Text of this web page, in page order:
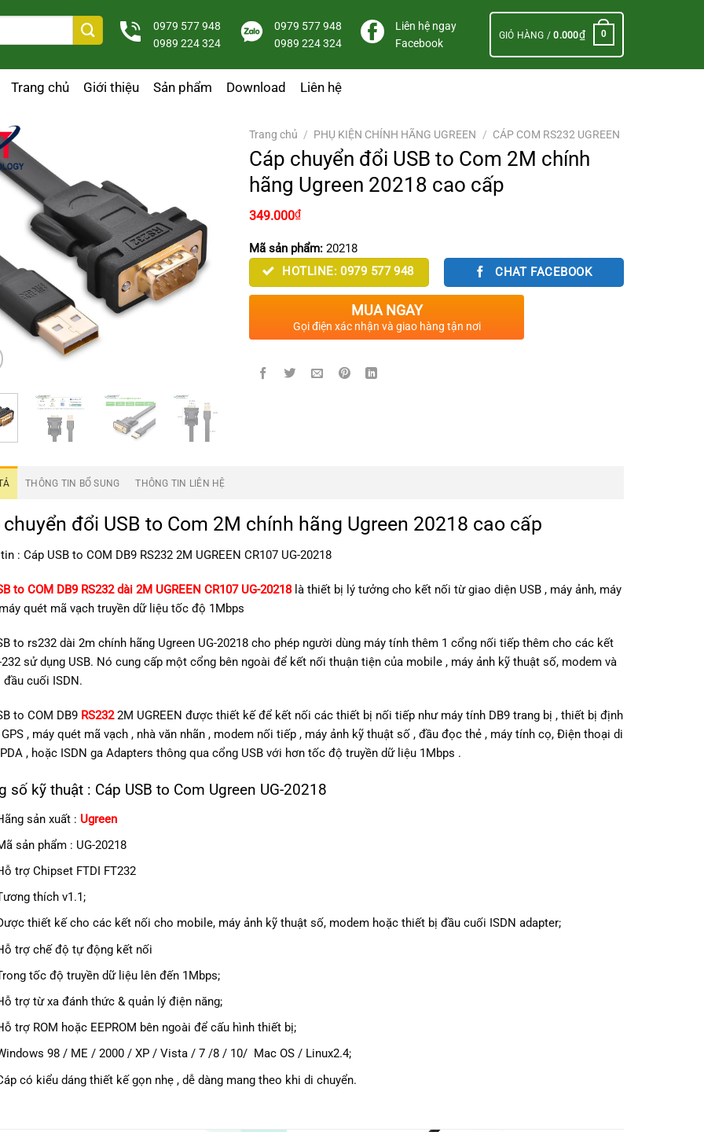
0979 577 948
0989 224 324
0979 577 948
0989 224 324
Liên hệ ngay
Facebook
GIỎ HÀNG /0.000₫ 0
Trang chủ Giới thiệu Sản phẩm Download Liên hệ
Trang chủ / PHỤ KIỆN CHÍNH HÃNG UGREEN / CÁP COM RS232 UGREEN
Cáp chuyển đổi USB to Com 2M chính
hãng Ugreen 20218 cao cấp
349.000₫
Mã sản phẩm: 20218
HOTLINE: 0979 577 948
CHAT FACEBOOK
MUA NGAY
Gọi điện xác nhận và giao hàng tận nơi
THÔNG TIN BỔ SUNG THÔNG TIN LIÊN HỆ
chuyển đổi USB to Com 2M chính hãng Ugreen 20218 cao cấp
: Cáp USB to COM DB9 RS232 2M UGREEN CR107 UG-20218
to COM DB9 RS232 dài 2M UGREEN CR107 UG-20218là thiết bị lý tưởng cho kết nối từ giao diện USB , máy ảnh, máy
quét mã vạch truyền dữ liệu tốc độ 1Mbps
to rs232 dài 2m chính hãng Ugreen UG-20218 cho phép người dùng máy tính thêm 1 cổng nối tiếp thêm cho các kết
232 sử dụng USB. Nó cung cấp một cổng bên ngoài để kết nối thuận tiện của mobile , máy ảnh kỹ thuật số, modem và
cuối ISDN.
to COM DB9 RS2322M UGREEN được thiết kế để kết nối các thiết bị nối tiếp như máy tính DB9 trang bị , thiết bị định
, máy quét mã vạch , nhà văn nhãn , modem nối tiếp , máy ảnh kỹ thuật số , đầu đọc thẻ , máy tính cọ, Điện thoại di
, hoặc ISDN ga Adapters thông qua cổng USB với hơn tốc độ truyền dữ liệu 1Mbps .
số kỹ thuật : Cáp USB to Com Ugreen UG-20218
sản xuất : Ugreen
sản phẩm : UG-20218
trợ Chipset FTDI FT232
thích v1.1;
thiết kế cho các kết nối cho mobile, máy ảnh kỹ thuật số, modem hoặc thiết bị đầu cuối ISDN adapter;
trợ chế độ tự động kết nối
tốc độ truyền dữ liệu lên đến 1Mbps;
trợ từ xa đánh thức & quản lý điện năng;
trợ ROM hoặc EEPROM bên ngoài để cấu hình thiết bị;
98 / ME / 2000 / XP / Vista / 7 /8 / 10/ Mac OS / Linux2.4;
có kiểu dáng thiết kế gọn nhẹ , dễ dàng mang theo khi di chuyển.